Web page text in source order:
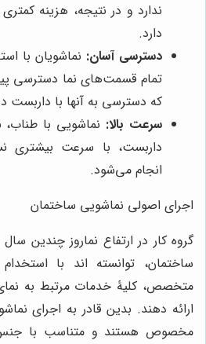
ندارد و در نتیجه، هزینه
دارد.
دسترسی آسان: نماشویان با
تمام قسمت‌های نما دسترسی
که دسترسی به آنها با داربست
سرعت بالا: نماشویی با
داربست، با سرعت
انجام می‌شود.
اجرای اصولی نماشویی ساختمان
گروه کار در ارتفاع نماروز چندین
ساختمان، توانسته اند با
متخصص، کلیۀ خدمات مرتبط به
ارائه دهند. بدین قادر به اجرای
مخصوص هستند و متناسب با جنس